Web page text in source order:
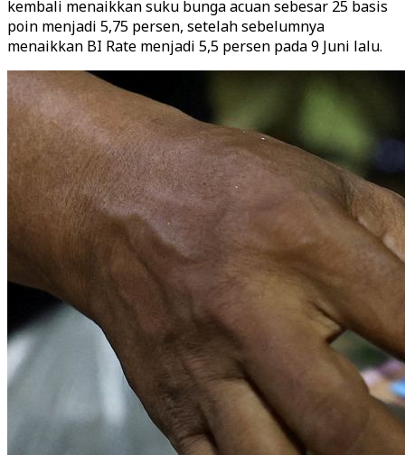
kembali menaikkan suku bunga acuan sebesar 25 basis
poin menjadi 5,75 persen, setelah sebelumnya
menaikkan BI Rate menjadi 5,5 persen pada 9 Juni lalu.